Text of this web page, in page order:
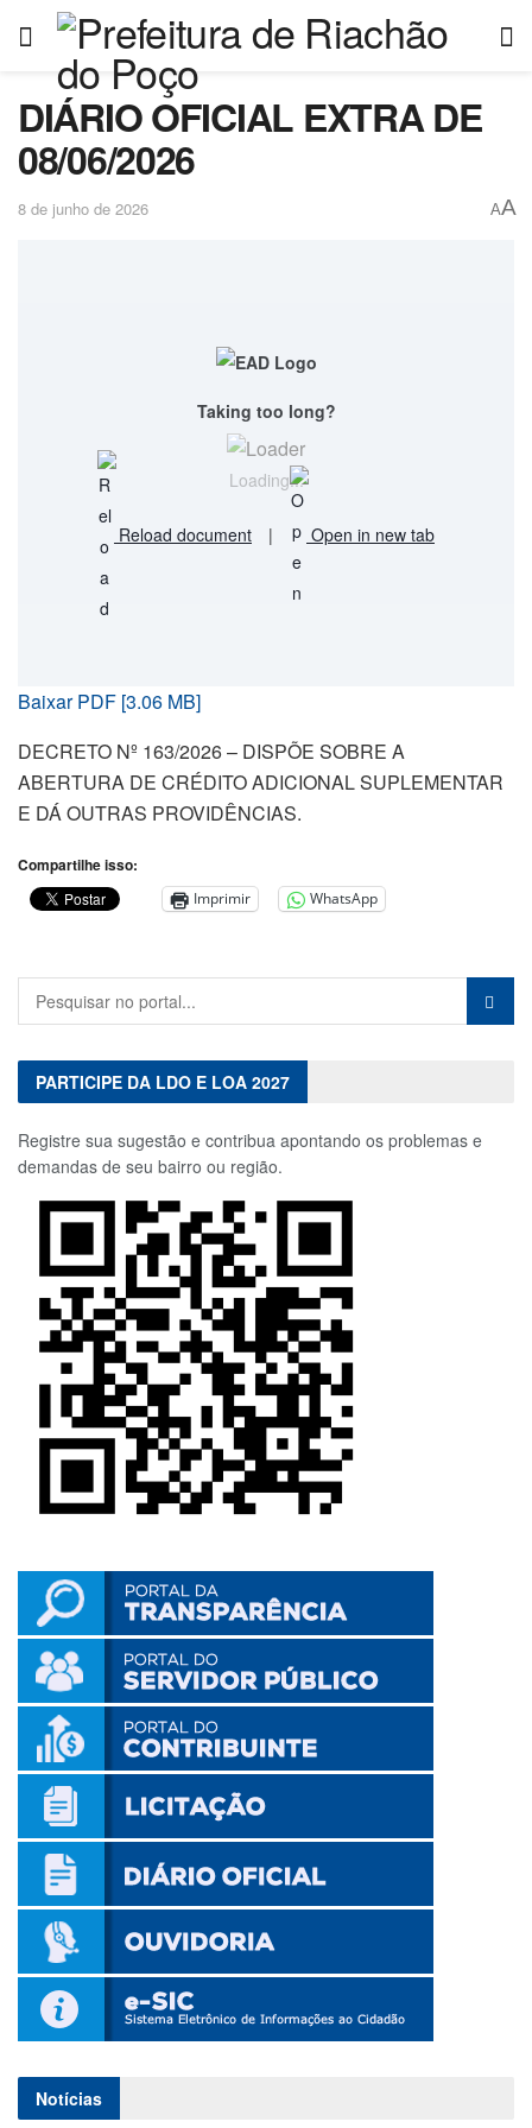
DIÁRIO OFICIAL EXTRA DE
08/06/2026
8 de junho de 2026 AA
Loading...
Taking too long?
Reload document | Open in new tab
Baixar PDF [3.06 MB]
DECRETO Nº 163/2026 – DISPÕE SOBRE A
ABERTURA DE CRÉDITO ADICIONAL SUPLEMENTAR
E DÁ OUTRAS PROVIDÊNCIAS.
Compartilhe isso:
Imprimir WhatsApp
PARTICIPE DA LDO E LOA 2027
Registre sua sugestão e contribua apontando os problemas e
demandas de seu bairro ou região.
Notícias